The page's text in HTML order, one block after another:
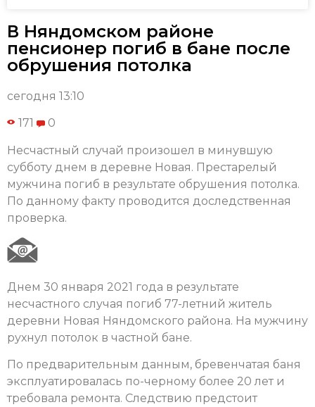
В Няндомском районе
пенсионер погиб в бане после
обрушения потолка
сегодня 13:10
171 0
Несчастный случай произошел в минувшую
субботу днем в деревне Новая. Престарелый
мужчина погиб в результате обрушения потолка.
По данному факту проводится доследственная
проверка.
Днем 30 января 2021 года в результате
несчастного случая погиб 77-летний житель
деревни Новая Няндомского района. На мужчину
рухнул потолок в частной бане.
По предварительным данным, бревенчатая баня
эксплуатировалась по-черному более 20 лет и
требовала ремонта. Следствию предстоит